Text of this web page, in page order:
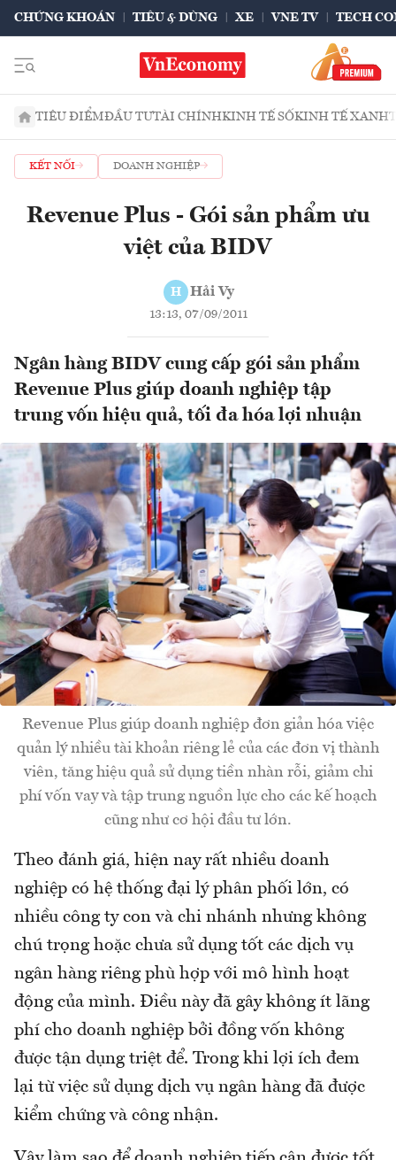
CHỨNG KHOÁN TIÊU & DÙNG XE VNE TV TECH
TIÊU ĐIỂMĐẦU TƯTÀI CHÍNHKINH TẾ SỐKINH TẾ XANH
KẾT NỐI DOANH NGHIỆP
Revenue Plus - Gói sản phẩm ưu
việt của BIDV
H Hải Vy
13:13, 07/09/2011
Ngân hàng BIDV cung cấp gói sản phẩm
Revenue Plus giúp doanh nghiệp tập
trung vốn hiệu quả, tối đa hóa lợi nhuận
Revenue Plus giúp doanh nghiệp đơn giản hóa việc
quản lý nhiều tài khoản riêng lẻ của các đơn vị thành
viên, tăng hiệu quả sử dụng tiền nhàn rỗi, giảm chi
phí vốn vay và tập trung nguồn lực cho các kế hoạch
cũng như cơ hội đầu tư lớn.
Theo đánh giá, hiện nay rất nhiều doanh
nghiệp có hệ thống đại lý phân phối lớn, có
nhiều công ty con và chi nhánh nhưng không
chú trọng hoặc chưa sử dụng tốt các dịch vụ
ngân hàng riêng phù hợp với mô hình hoạt
động của mình. Điều này đã gây không ít lãng
phí cho doanh nghiệp bởi đồng vốn không
được tận dụng triệt để. Trong khi lợi ích đem
lại từ việc sử dụng dịch vụ ngân hàng đã được
kiểm chứng và công nhận.